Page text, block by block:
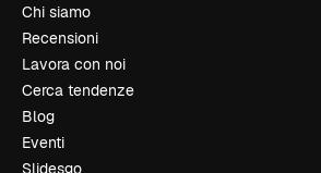
Chi siamo
Recensioni
Lavora con noi
Cerca tendenze
Blog
Eventi
Slidesgo